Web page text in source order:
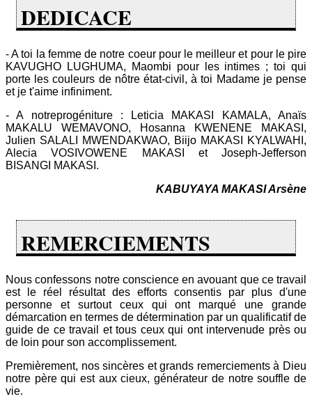
DEDICACE
- A toi la femme de notre coeur pour le meilleur et pour le pire
KAVUGHO LUGHUMA, Maombi pour les intimes ; toi qui
porte les couleurs de nôtre état-civil, à toi Madame je pense
et je t'aime infiniment.
- A notreprogéniture : Leticia MAKASI KAMALA, Anaïs
MAKALU WEMAVONO, Hosanna KWENENE MAKASI,
Julien SALALI MWENDAKWAO, Biijo MAKASI KYALWAHI,
Alecia VOSIVOWENE MAKASI et Joseph-Jefferson
BISANGI MAKASI.
KABUYAYA MAKASI Arsène
REMERCIEMENTS
Nous confessons notre conscience en avouant que ce travail
est le réel résultat des efforts consentis par plus d'une
personne et surtout ceux qui ont marqué une grande
démarcation en termes de détermination par un qualificatif de
guide de ce travail et tous ceux qui ont intervenude près ou
de loin pour son accomplissement.
Premièrement, nos sincères et grands remerciements à Dieu
notre père qui est aux cieux, générateur de notre souffle de
vie.